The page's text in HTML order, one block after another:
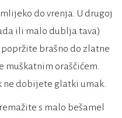
do vrenja. U drugoj
ili malo dublja tava)
brašno do zlatne
muškatnim oraščićem.
ne dobijete glatki umak.
s malo bešamel